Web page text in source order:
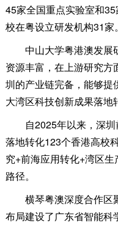
45家全国重点实验室和
校在粤设立研发机构31家。
中山大学粤港澳发展
资源丰富，在上游研究
圳的产业链完备，能够提
大湾区科技创新成果落地
自2025年以来，深圳
落地转化123个香港高校
究+前海应用转化+湾区
路径。
横琴粤澳深度合作区
布局建设了广东省智能科